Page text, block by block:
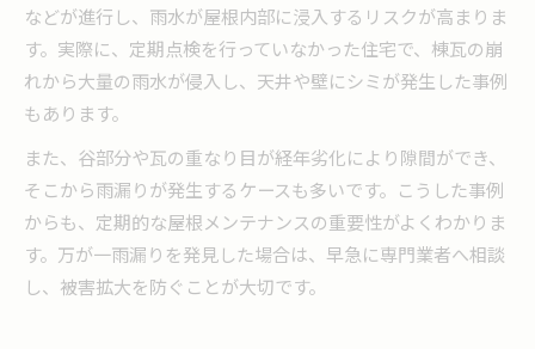
などが進行し、雨水が屋根内部に浸入するリスクが高まりま
す。実際に、定期点検を行っていなかった住宅で、棟瓦の崩
れから大量の雨水が侵入し、天井や壁にシミが発生した事例
もあります。
また、谷部分や瓦の重なり目が経年劣化により隙間ができ、
そこから雨漏りが発生するケースも多いです。こうした事例
からも、定期的な屋根メンテナンスの重要性がよくわかりま
す。万が一雨漏りを発見した場合は、早急に専門業者へ相談
し、被害拡大を防ぐことが大切です。